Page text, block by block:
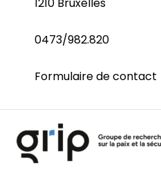
1210 Bruxelles
0473/982.820
Formulaire de contact